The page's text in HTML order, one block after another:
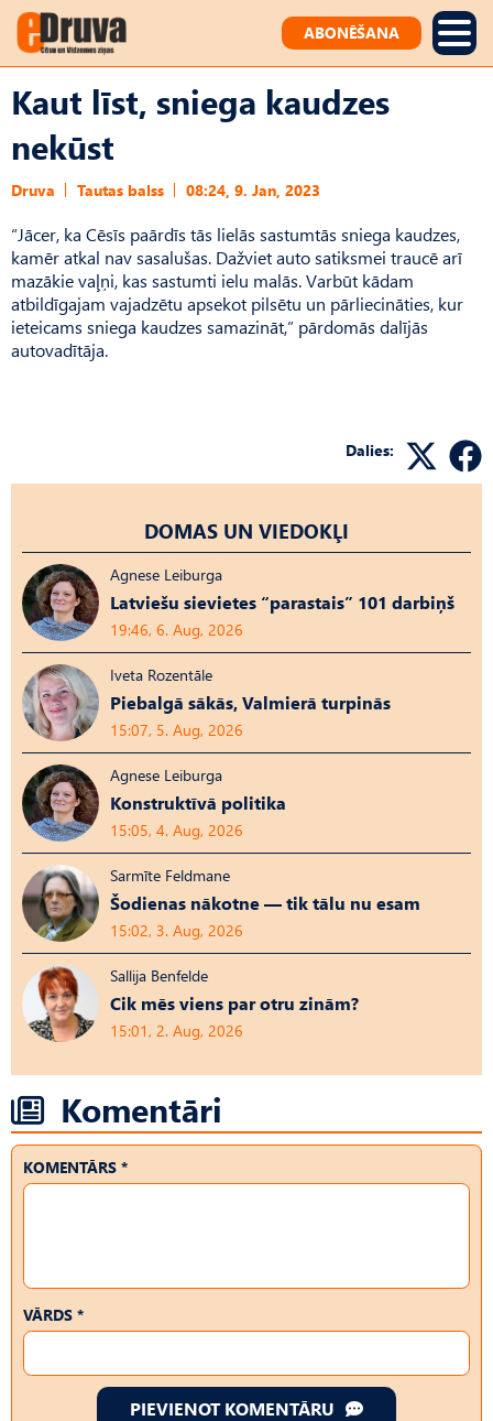
ABONĒŠANA
Kaut līst, sniega kaudzes
nekūst
Druva Tautas balss 08:24, 9. Jan, 2023
“Jācer, ka Cēsīs paārdīs tās lielās sastumtās sniega kaudzes,
kamēr atkal nav sasalušas. Dažviet auto satiksmei traucē arī
mazākie vaļņi, kas sastumti ielu malās. Varbūt kādam
atbildīgajam vajadzētu apsekot pilsētu un pārliecināties, kur
ieteicams sniega kaudzes samazināt,” pārdomās dalījās
autovadītāja.
Dalies:
DOMAS UN VIEDOKĻI
Agnese Leiburga
Latviešu sievietes “parastais” 101 darbiņš
19:46, 6. Aug, 2026
Iveta Rozentāle
Piebalgā sākās, Valmierā turpinās
15:07, 5. Aug, 2026
Agnese Leiburga
Konstruktīvā politika
15:05, 4. Aug, 2026
Sarmīte Feldmane
Šodienas nākotne — tik tālu nu esam
15:02, 3. Aug, 2026
Sallija Benfelde
Cik mēs viens par otru zinām?
15:01, 2. Aug, 2026
Komentāri
KOMENTĀRS *
VĀRDS *
PIEVIENOT KOMENTĀRU